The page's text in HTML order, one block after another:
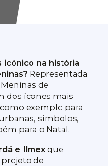
icónico na história
Representada
de
dos ícones mais
exemplo para
símbolos,
para o Natal.
e Ilmex que
de